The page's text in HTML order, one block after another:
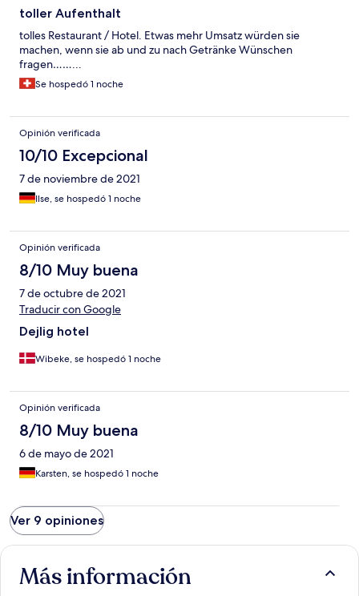
toller Aufenthalt
tolles Restaurant / Hotel. Etwas mehr Umsatz würden sie
machen, wenn sie ab und zu nach Getränke Wünschen
fragen……...
Se hospedó 1 noche
Opinión verificada
10/10 Excepcional
7 de noviembre de 2021
Ilse, se hospedó 1 noche
Opinión verificada
8/10 Muy buena
7 de octubre de 2021
Traducir con Google
Dejlig hotel
Wibeke, se hospedó 1 noche
Opinión verificada
8/10 Muy buena
6 de mayo de 2021
Karsten, se hospedó 1 noche
Ver 9 opiniones
Más información